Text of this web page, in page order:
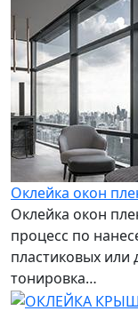
Оклейка окон
Оклейка окон
процесс по
пластиковых или
тонировка…